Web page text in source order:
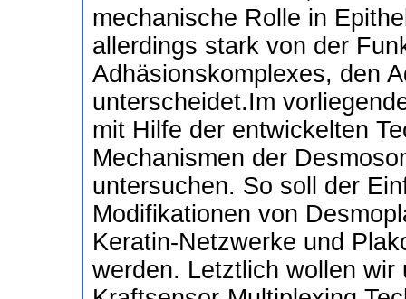
mechanische Rolle in
allerdings stark von der
Adhäsionskomplexes, den
unterscheidet.Im
mit Hilfe der entwickelten
Mechanismen der
untersuchen. So soll der
Modifikationen von
Keratin-Netzwerke und
werden. Letztlich wollen